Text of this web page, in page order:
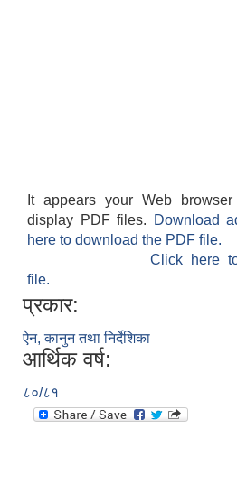
It appears your Web
display PDF files.
Download
here to download the PDF file.
Click here
file.
प्रकार:
ऐन, कानुन तथा निर्देशिका
आर्थिक वर्ष:
८०/८१